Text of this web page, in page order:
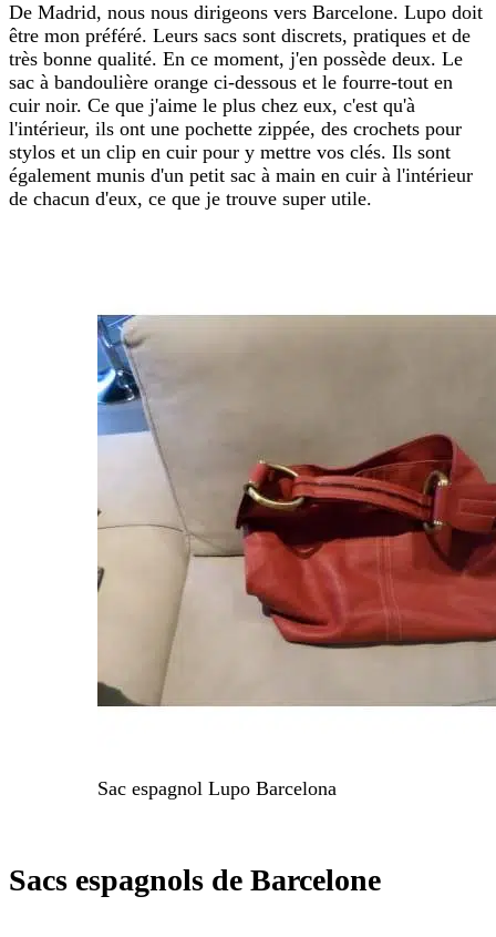
De Madrid, nous nous dirigeons vers Barcelone. Lupo doit
être mon préféré. Leurs sacs sont discrets, pratiques et de
très bonne qualité. En ce moment, j'en possède deux. Le
sac à bandoulière orange ci-dessous et le fourre-tout en
cuir noir. Ce que j'aime le plus chez eux, c'est qu'à
l'intérieur, ils ont une pochette zippée, des crochets pour
stylos et un clip en cuir pour y mettre vos clés. Ils sont
également munis d'un petit sac à main en cuir à l'intérieur
de chacun d'eux, ce que je trouve super utile.
Sac espagnol Lupo Barcelona
Sacs espagnols de Barcelone